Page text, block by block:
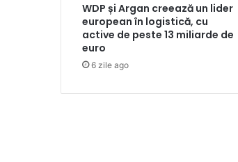
WDP și Argan creează un lider
european în logistică, cu
active de peste 13 miliarde de
euro
6 zile ago